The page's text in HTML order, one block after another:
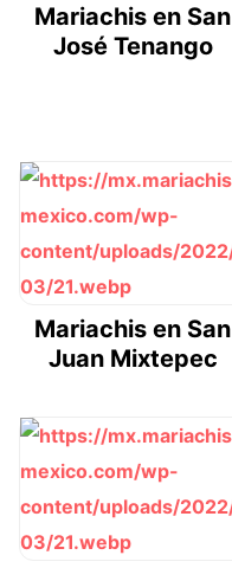
Mariachis en San
José Tenango
Mariachis en San
Juan Mixtepec